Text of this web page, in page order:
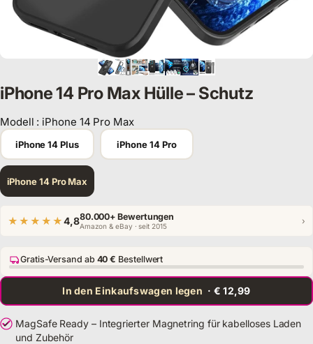
iPhone 14 Pro Max Hülle – Schutz
Modell : iPhone 14 Pro Max
Modell
iPhone 14 Plus iPhone 14 Pro
iPhone 14 Pro Max
★★★★★4,880.000+ Bewertungen
Amazon & eBay · seit 2015 ›
Gratis-Versand ab 40 € Bestellwert
In den Einkaufswagen legen · € 12,99
MagSafe Ready – Integrierter Magnetring für kabelloses Laden
und Zubehör